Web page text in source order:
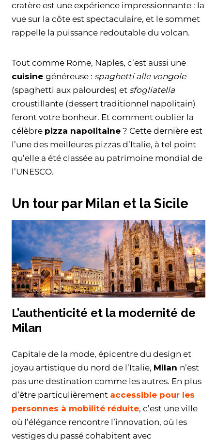
cratère est une expérience impressionnante : la
vue sur la côte est spectaculaire, et le sommet
rappelle la puissance redoutable du volcan.
Tout comme Rome, Naples, c’est aussi une
cuisine généreuse : spaghetti alle vongole
(spaghetti aux palourdes) et sfogliatella
croustillante (dessert traditionnel napolitain)
feront votre bonheur. Et comment oublier la
célèbre pizza napolitaine ? Cette dernière est
l’une des meilleures pizzas d’Italie, à tel point
qu’elle a été classée au patrimoine mondial de
l’UNESCO.
Un tour par Milan et la Sicile
L’authenticité et la modernité de
Milan
Capitale de la mode, épicentre du design et
joyau artistique du nord de l’Italie, Milan n’est
pas une destination comme les autres. En plus
d’être particulièrement accessible pour les
personnes à mobilité réduite, c’est une ville
où l’élégance rencontre l’innovation, où les
vestiges du passé cohabitent avec